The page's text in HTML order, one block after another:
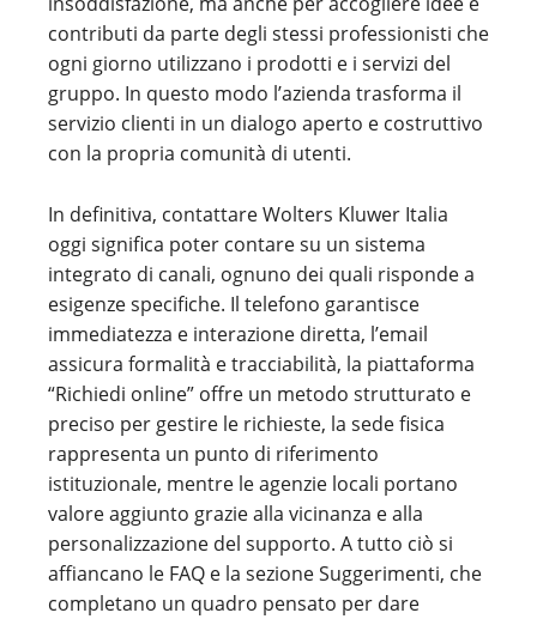
contributi da parte degli stessi professionisti che
ogni giorno utilizzano i prodotti e i servizi del
gruppo. In questo modo l’azienda trasforma il
servizio clienti in un dialogo aperto e costruttivo
con la propria comunità di utenti.
In definitiva, contattare Wolters Kluwer Italia
oggi significa poter contare su un sistema
integrato di canali, ognuno dei quali risponde a
esigenze specifiche. Il telefono garantisce
immediatezza e interazione diretta, l’email
assicura formalità e tracciabilità, la piattaforma
“Richiedi online” offre un metodo strutturato e
preciso per gestire le richieste, la sede fisica
rappresenta un punto di riferimento
istituzionale, mentre le agenzie locali portano
valore aggiunto grazie alla vicinanza e alla
personalizzazione del supporto. A tutto ciò si
affiancano le FAQ e la sezione Suggerimenti, che
completano un quadro pensato per dare